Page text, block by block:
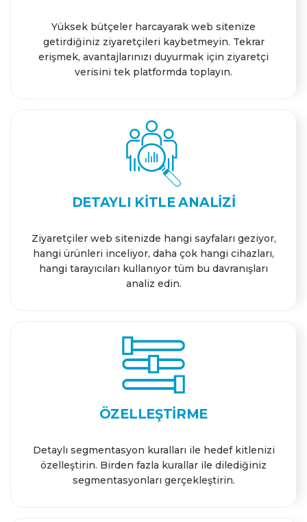
Yüksek bütçeler harcayarak web sitenize
getirdiğiniz ziyaretçileri kaybetmeyin. Tekrar
erişmek, avantajlarınızı duyurmak için ziyaretçi
verisini tek platformda toplayın.
DETAYLI KITLE ANALIZI
Ziyaretçiler web sitenizde hangi sayfaları geziyor,
hangi ürünleri inceliyor, daha çok hangi cihazları,
hangi tarayıcıları kullanıyor tüm bu davranışları
analiz edin.
ÖZELLEŞTIRME
Detaylı segmentasyon kuralları ile hedef kitlenizi
özelleştirin. Birden fazla kurallar ile dilediğiniz
segmentasyonları gerçekleştirin.